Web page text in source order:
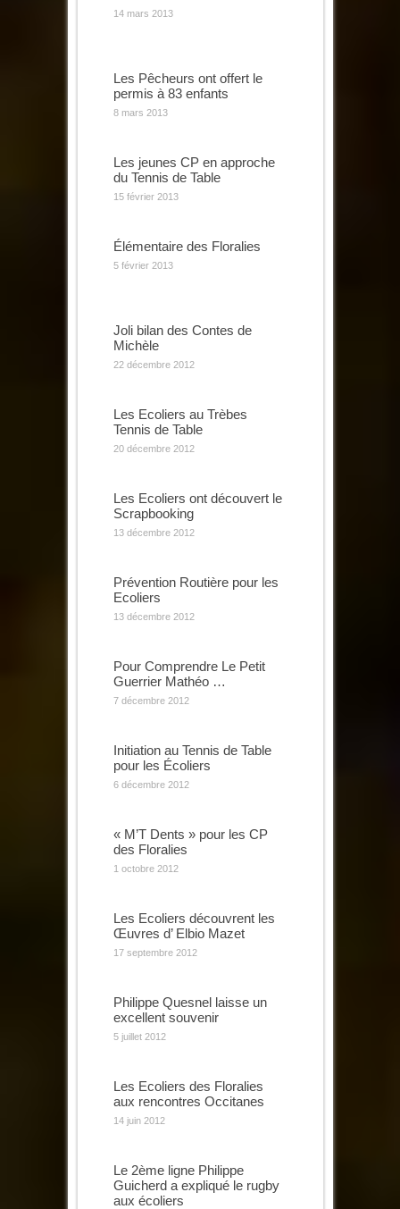
14 mars 2013
Les Pêcheurs ont offert le
permis à 83 enfants
8 mars 2013
Les jeunes CP en approche
du Tennis de Table
15 février 2013
Élémentaire des Floralies
5 février 2013
Joli bilan des Contes de
Michèle
22 décembre 2012
Les Ecoliers au Trèbes
Tennis de Table
20 décembre 2012
Les Ecoliers ont découvert le
Scrapbooking
13 décembre 2012
Prévention Routière pour les
Ecoliers
13 décembre 2012
Pour Comprendre Le Petit
Guerrier Mathéo …
7 décembre 2012
Initiation au Tennis de Table
pour les Écoliers
6 décembre 2012
« M’T Dents » pour les CP
des Floralies
1 octobre 2012
Les Ecoliers découvrent les
Œuvres d’ Elbio Mazet
17 septembre 2012
Philippe Quesnel laisse un
excellent souvenir
5 juillet 2012
Les Ecoliers des Floralies
aux rencontres Occitanes
14 juin 2012
Le 2ème ligne Philippe
Guicherd a expliqué le rugby
aux écoliers